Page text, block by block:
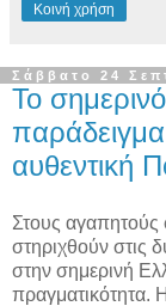
Κοινή χρήση
Σάββατο 24
Το
αυθεντική
Στους αγαπητούς
στηριχθούν στις
στην σημερινή
πραγματικότητα.